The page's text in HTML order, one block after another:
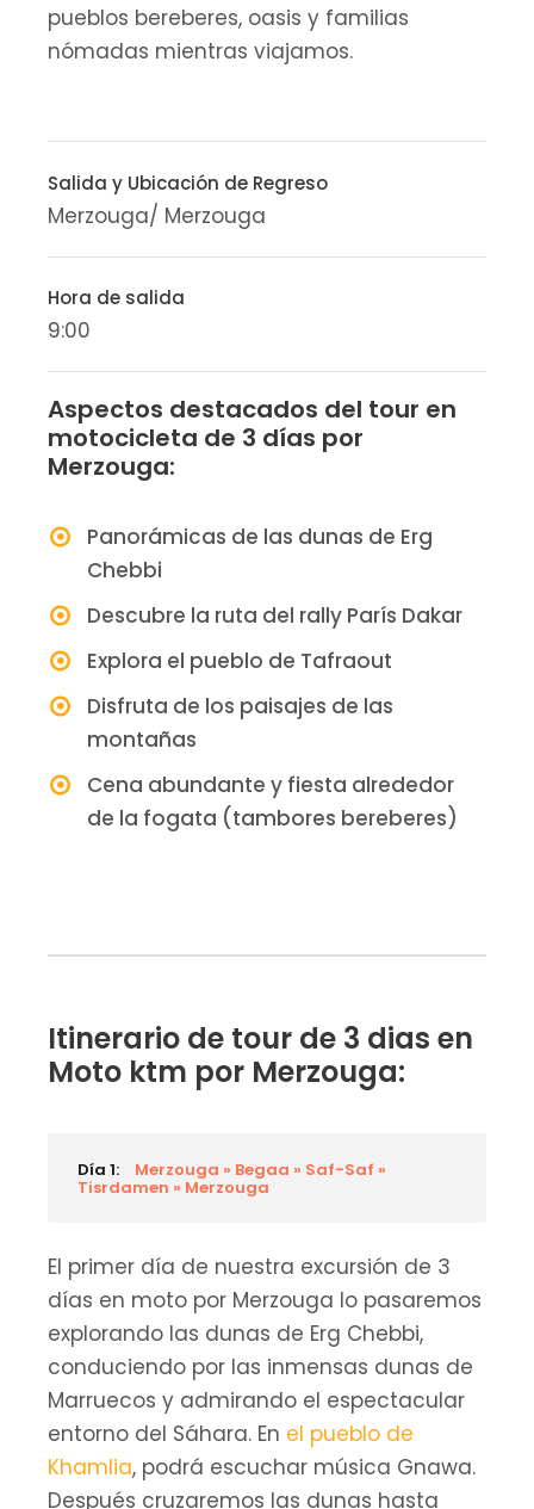
pueblos bereberes, oasis y familias
nómadas mientras viajamos.
Salida y Ubicación de Regreso
Merzouga/ Merzouga
Hora de salida
9:00
Aspectos destacados del tour en
motocicleta de 3 días por
Merzouga:
Panorámicas de las dunas de Erg
Chebbi
Descubre la ruta del rally París Dakar
Explora el pueblo de Tafraout
Disfruta de los paisajes de las
montañas
Cena abundante y fiesta alrededor
de la fogata (tambores bereberes)
Itinerario de tour de 3 dias en
Moto ktm por Merzouga:
Día 1: Merzouga » Begaa » Saf-Saf »
Tisrdamen » Merzouga
El primer día de nuestra excursión de 3
días en moto por Merzouga lo pasaremos
explorando las dunas de Erg Chebbi,
conduciendo por las inmensas dunas de
Marruecos y admirando el espectacular
entorno del Sáhara. En el pueblo de
Khamlia, podrá escuchar música Gnawa.
Después cruzaremos las dunas hasta